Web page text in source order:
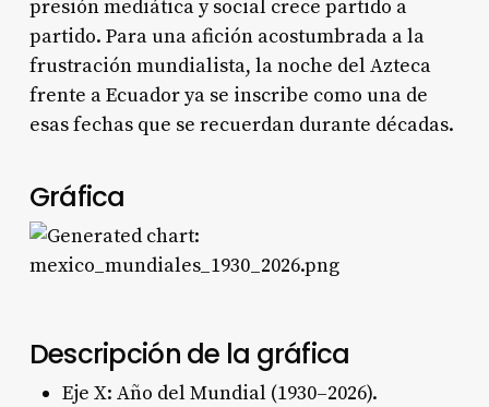
presión mediática y social crece partido a
partido. Para una afición acostumbrada a la
frustración mundialista, la noche del Azteca
frente a Ecuador ya se inscribe como una de
esas fechas que se recuerdan durante décadas.
Gráfica
Descripción de la gráfica
Eje X: Año del Mundial (1930–2026).